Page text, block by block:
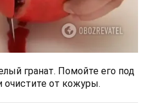
гранат. Помойте его под
очистите от кожуры.